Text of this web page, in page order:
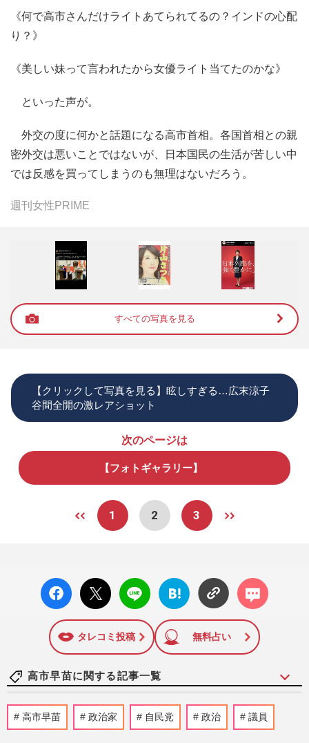
《何で高市さんだけライトあてられてるの？インドの心配
り？》
《美しい妹って言われたから女優ライト当てたのかな》
といった声が。
外交の度に何かと話題になる高市首相。各国首相との親
密外交は悪いことではないが、日本国民の生活が苦しい中
では反感を買ってしまうのも無理はないだろう。
週刊女性PRIME
すべての写真を見る
【クリックして写真を見る】眩しすぎる…広末涼子
谷間全開の激レアショット
次のページは
【フォトギャラリー】
1 2 3
facebo
ok い
X ポス
ト
LINE
はてな
ブック
に追加
コメン
ト
タレコミ投稿 無料占い
高市早苗に関する記事一覧
《1%の消費減税》自民党・小渕優子氏、
高市早苗首相の“代替財源”ナシに反発も
高市早苗 政治家 自民党 政治 議員